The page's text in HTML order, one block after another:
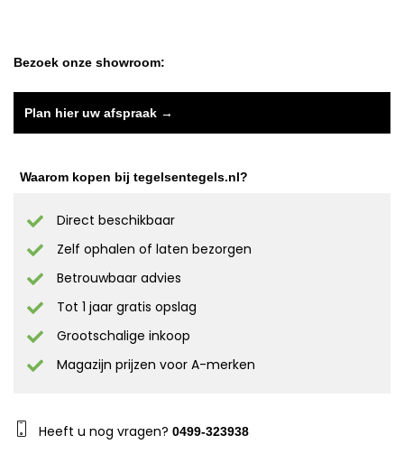
Bezoek onze showroom:
Plan hier uw afspraak →
Waarom kopen bij tegelsentegels.nl?
Direct beschikbaar
Zelf ophalen of laten bezorgen
Betrouwbaar advies
Tot 1 jaar gratis opslag
Grootschalige inkoop
Magazijn prijzen voor A-merken
Heeft u nog vragen? 0499-323938